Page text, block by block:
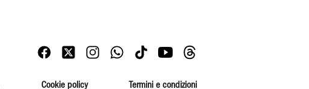
Cookie policy Termini e condizioni